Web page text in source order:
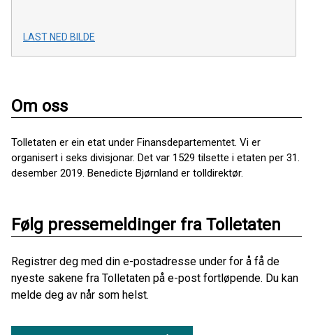
LAST NED BILDE
Om oss
Tolletaten er ein etat under Finansdepartementet. Vi er
organisert i seks divisjonar. Det var 1529 tilsette i etaten per 31.
desember 2019. Benedicte Bjørnland er tolldirektør.
Følg pressemeldinger fra Tolletaten
Registrer deg med din e-postadresse under for å få de
nyeste sakene fra Tolletaten på e-post fortløpende. Du kan
melde deg av når som helst.